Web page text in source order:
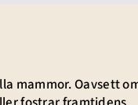
mammor. Oavsett